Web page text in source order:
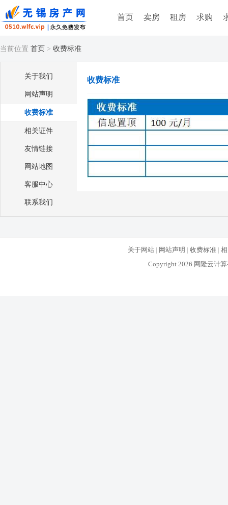
首页 卖房 租房 求购
当前位置 首页 > 收费标准
关于我们
网站声明
收费标准
相关证件
友情链接
网站地图
客服中心
联系我们
收费标准
关于网站| 网站声明 | 收费标准|
Copyright 2026 网隆云计